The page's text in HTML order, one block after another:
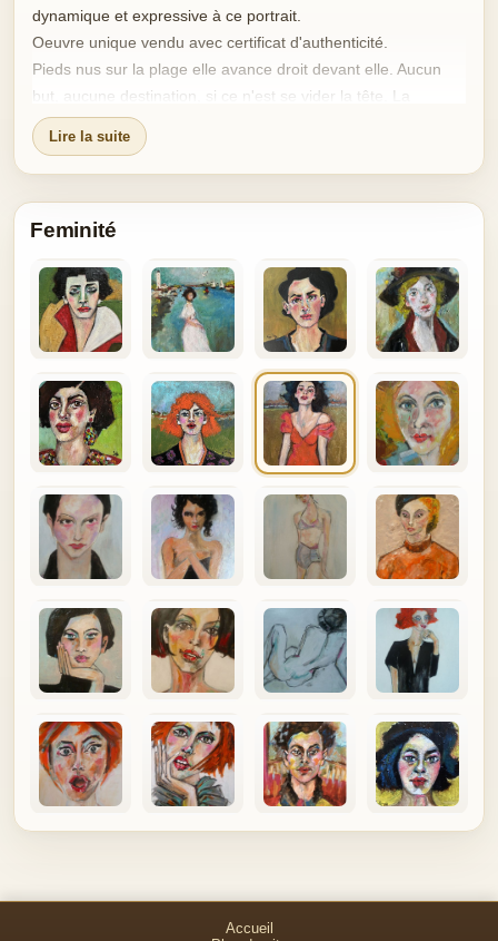
dynamique et expressive à ce portrait.
Oeuvre unique vendu avec certificat d'authenticité.
Pieds nus sur la plage elle avance droit devant elle. Aucun
but, aucune destination, si ce n'est se vider la tête. La
nouvelle l'a frappé en plein coeur. Aussi violente
qu'inattendue. Maintenant Jenny a la peur au ventre...
Lire la suite
Feminité
Accueil